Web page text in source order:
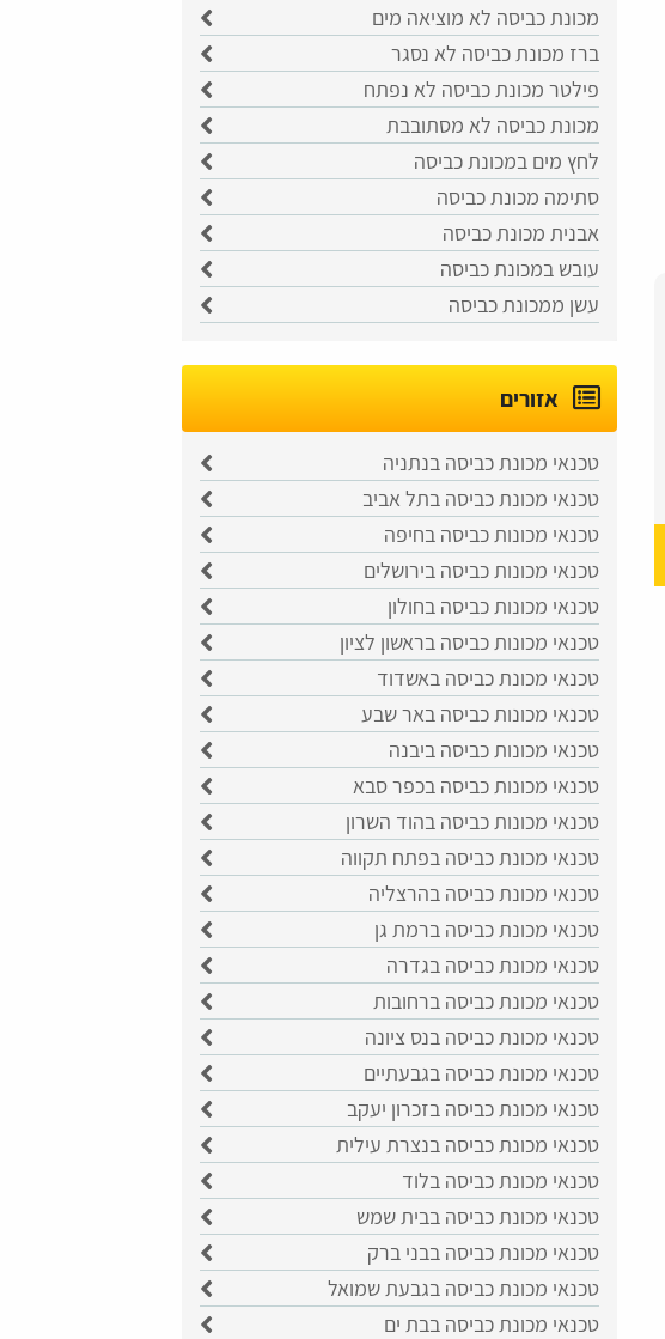
מכונת כביסה לא מוציאה מים
ברז מכונת כביסה לא נסגר
פילטר מכונת כביסה לא נפתח
מכונת כביסה לא מסתובבת
לחץ מים במכונת כביסה
סתימה מכונת כביסה
אבנית מכונת כביסה
עובש במכונת כביסה
עשן ממכונת כביסה
אזורים
טכנאי מכונת כביסה בנתניה
טכנאי מכונת כביסה בתל אביב
טכנאי מכונות כביסה בחיפה
טכנאי מכונות כביסה בירושלים
טכנאי מכונות כביסה בחולון
טכנאי מכונות כביסה בראשון לציון
טכנאי מכונת כביסה באשדוד
טכנאי מכונות כביסה באר שבע
טכנאי מכונות כביסה ביבנה
טכנאי מכונות כביסה בכפר סבא
טכנאי מכונות כביסה בהוד השרון
טכנאי מכונת כביסה בפתח תקווה
טכנאי מכונת כביסה בהרצליה
טכנאי מכונת כביסה ברמת גן
טכנאי מכונת כביסה בגדרה
טכנאי מכונת כביסה ברחובות
טכנאי מכונת כביסה בנס ציונה
טכנאי מכונת כביסה בגבעתיים
טכנאי מכונת כביסה בזכרון יעקב
טכנאי מכונת כביסה בנצרת עילית
טכנאי מכונת כביסה בלוד
טכנאי מכונת כביסה בבית שמש
טכנאי מכונת כביסה בבני ברק
טכנאי מכונת כביסה בגבעת שמואל
טכנאי מכונת כביסה בבת ים